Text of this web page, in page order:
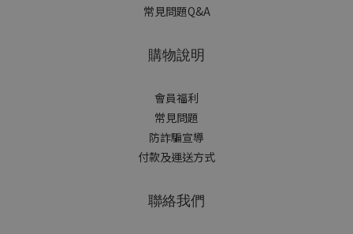
常見問題Q&A
購物說明
會員福利
常見問題
防詐騙宣導
付款及運送方式
聯絡我們